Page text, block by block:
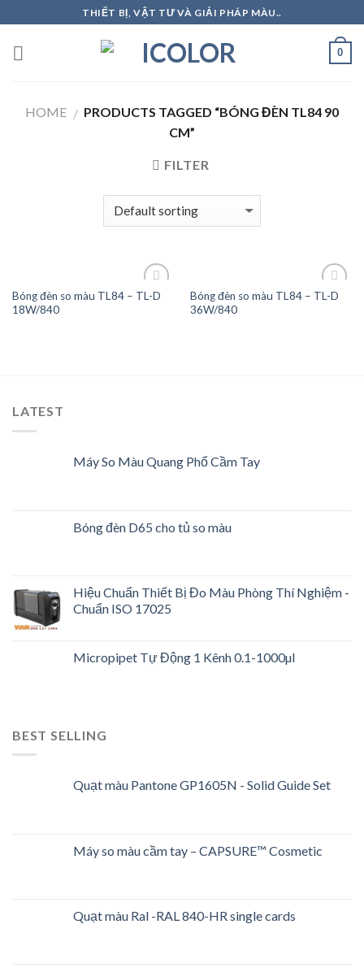
to
content
THIẾT BỊ, VẬT TƯ VÀ GIẢI PHÁP MÀU..
0
HOME / PRODUCTS TAGGED “BÓNG ĐÈN TL84 90
CM”
FILTER
Bóng đèn so màu TL84 – TL-D
18W/840
Bóng đèn so màu TL84 – TL-D
36W/840
LATEST
Máy So Màu Quang Phổ Cầm Tay
Bóng đèn D65 cho tủ so màu
Hiệu Chuẩn Thiết Bị Đo Màu Phòng Thí Nghiệm -
Chuẩn ISO 17025
Micropipet Tự Động 1 Kênh 0.1-1000µl
BEST SELLING
Quạt màu Pantone GP1605N - Solid Guide Set
Máy so màu cầm tay – CAPSURE™ Cosmetic
Quạt màu Ral -RAL 840-HR single cards